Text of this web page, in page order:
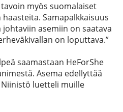
myös suomalaiset
Samapalkkaisuus
asemiin on saatava
on loputtava.”
saamastaan HeForShe
Asema edellyttää
luetteli muille